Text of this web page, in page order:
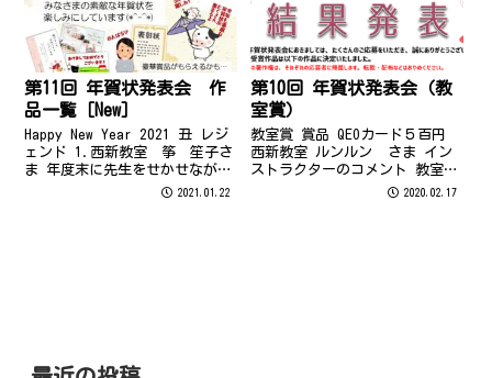
第11回 年賀状発表会 作
品一覧［New］
Happy New Year 2021 丑 レジ
ェンド 1.西新教室 筝 笙子さ
ま 年度末に先生をせかせながら
指導してもらい作成しました。
2021.01.22
第10回 年賀状発表会（教
室賞）
教室賞 賞品 QEOカード５百円
西新教室 ルンルン さま イン
ストラクターのコメント 教室賞
受賞おめでとうございます！ ル
2020.02.17